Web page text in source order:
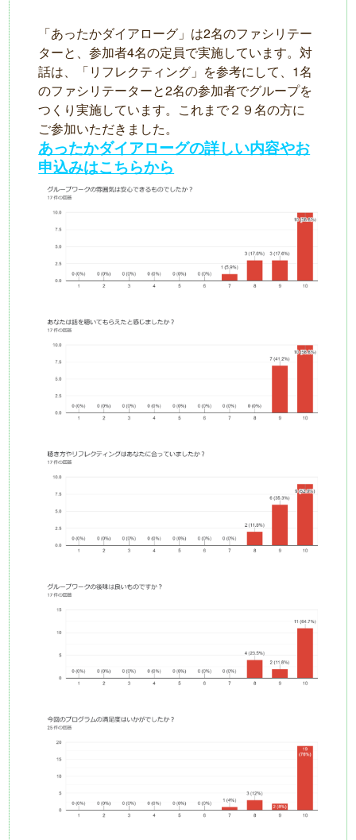
「あったかダイアローグ」は2名のファシリテー
ターと、参加者4名の定員で実施しています。対
話は、「リフレクティング」を参考にして、1名
のファシリテーターと2名の参加者でグループを
つくり実施しています。これまで２９名の方に
ご参加いただきました。
あったかダイアローグの詳しい内容やお
申込みはこちらから